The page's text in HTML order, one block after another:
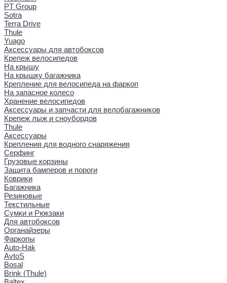
PT Group
Sotra
Terra Drive
Thule
Yuago
Аксессуары для автобоксов
Крепеж велосипедов
На крышу
На крышку багажника
Крепление для велосипеда на фаркоп
На запасное колесо
Хранение велосипедов
Аксессуары и запчасти для велобагажников
Крепеж лыж и сноубордов
Thule
Аксессуары
Крепления для водного снаряжения
Серфинг
Грузовые корзины
Защита бамперов и пороги
Коврики
Багажника
Резиновые
Текстильные
Сумки и Рюкзаки
Для автобоксов
Органайзеры
Фаркопы
Auto-Hak
AvtoS
Bosal
Brink (Thule)